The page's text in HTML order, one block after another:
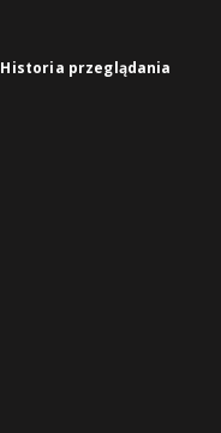
Historia przeglądania